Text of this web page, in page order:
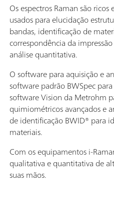
Os espectros Raman são
usados para elucidação
bandas, identificação de
correspondência da
análise quantitativa.
O software para aquisição e
software padrão BWSpec
software Vision da Metrohm
quimiométricos avançados e
de identificação BWID® para
materiais.
Com os equipamentos i-
qualitativa e quantitativa de
suas mãos.